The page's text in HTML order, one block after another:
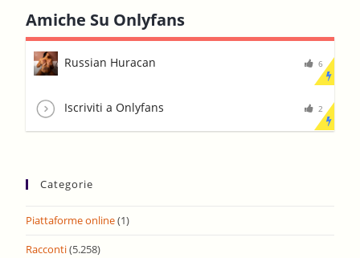
Amiche Su Onlyfans
Russian Huracan 6
Iscriviti a Onlyfans 2
Categorie
Piattaforme online(1)
Racconti(5.258)